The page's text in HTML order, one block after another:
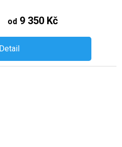
od9 350 Kč
Detail